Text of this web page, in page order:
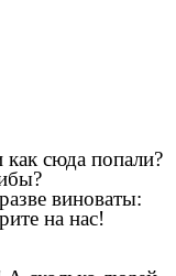
сюда попали?
виноваты:
на нас!